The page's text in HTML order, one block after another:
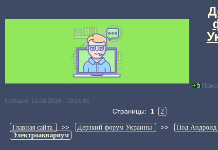
Сегодня: 10.08.2026 - 10:24:05
Страницы: 1 2
Главная сайта >> Дерзкий форум Украины >>
Под Андроид
Электроаквариум